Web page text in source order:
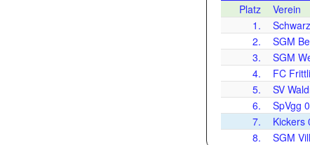
Platz
Verein
1.
2.
SGM
3.
SGM
4.
FC
5.
SV
6.
SpVgg
7.
Kickers
8.
SGM